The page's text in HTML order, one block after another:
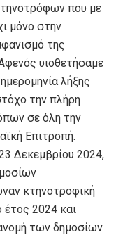
που με
μόνο στην
της
υιοθετήσαμε
λήξης
την πλήρη
σε όλη την
Επιτροπή.
Δεκεμβρίου 2024,
κτηνοτροφική
2024 και
των δημοσίων